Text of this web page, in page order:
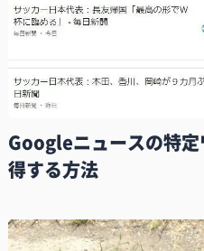
Googleニュースの特
得する方法